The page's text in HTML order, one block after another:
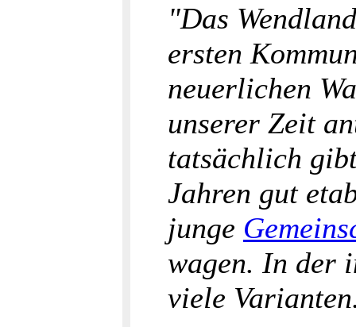
"Das
ersten
neuerlichen
unserer Zeit
tatsächlich
Jahren gut
junge
wagen. In der
viele